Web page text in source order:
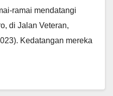
ramai mendatangi
di Jalan Veteran,
Kedatangan mereka